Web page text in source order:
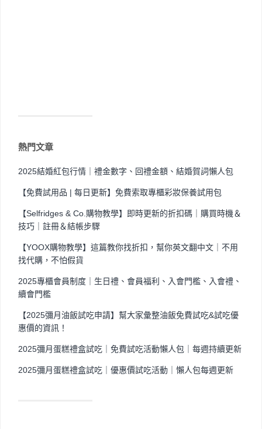
熱門文章
2025結婚紅包行情｜禮金數字、回禮金額、結婚賀詞懶人包
【免費試用品 | 每日更新】免費索取專櫃彩妝保養試用包
【Selfridges & Co.購物教學】即時更新的折扣碼｜購買時機＆
技巧｜註冊＆結帳步驟
【YOOX購物教學】這篇教你找折扣，幫你英文翻中文｜不用
找代購，不怕假貨
2025專櫃會員制度｜生日禮、會員福利、入會門檻、入會禮、
續會門檻
【2025彌月油飯試吃申請】幫大家彙整油飯免費試吃&試吃優
惠價的資訊！
2025彌月蛋糕禮盒試吃｜免費試吃活動懶人包｜每週持續更新
2025彌月蛋糕禮盒試吃｜優惠價試吃活動｜懶人包每週更新